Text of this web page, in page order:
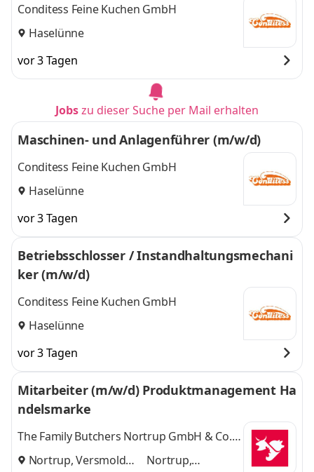
Conditess Feine Kuchen GmbH
Haselünne
vor 3 Tagen
Jobszu dieser Suche per Mail erhalten
Maschinen- und Anlagenführer (m/w/d)
Conditess Feine Kuchen GmbH
Haselünne
vor 3 Tagen
Betriebsschlosser / Instandhaltungsmechani
ker (m/w/d)
Conditess Feine Kuchen GmbH
Haselünne
vor 3 Tagen
Mitarbeiter (m/w/d) Produktmanagement Ha
ndelsmarke
The Family Butchers Nortrup GmbH & Co.
KGNortrup, Versmold
Nortrup,